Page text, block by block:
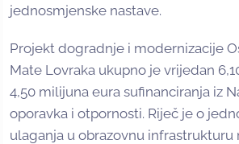
jednosmjenske nastave.
Projekt dogradnje i modernizacije
Mate Lovraka ukupno je vrijedan
4,50 milijuna eura sufinanciranja iz
oporavka i otpornosti. Riječ je o
ulaganja u obrazovnu infrastrukturu